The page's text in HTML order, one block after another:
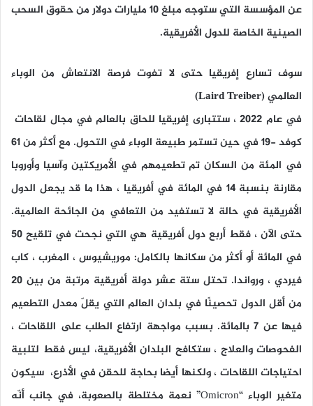
عن المؤسسة التي ستوجه مبلغ 10 مليارات دولار من حقوق السحب
الصينية الخاصة للدول الأفريقية.
سوف تسارع إفريقيا حتى لا تفوت فرصة الانتعاش من الوباء
العالمي (Laird Treiber)
في عام 2022 ، ستتبارى إفريقيا للحاق بالعالم في مجال لقاحات
كوفد -19 في حين تستمر طبيعة الوباء في التحول. مع أكثر من 61
في المئة من السكان تم تطعيمهم في الأمريكتين وآسيا وأوروبا
مقارنة بنسبة 14 في المائة في أفريقيا ، هذا ما قد يجعل الدول
الأفريقية في حالة لا تستفيد من التعافي من الجائحة العالمية.
حتى الآن ، فقط أربع دول أفريقية هي التي نجحت في تلقيح 50
في المائة أو أكثر من سكانها بالكامل: موريشيوس ، المغرب ، كاب
فيردي ، ورواندا. تحتل ستة عشر دولة أفريقية مرتبة من بين 20
من أقل الدول تحصينًا في بلدان العالم التي يقلّ معدل التطعيم
فيها عن 7 بالمائة. بسبب مواجهة ارتفاع الطلب على اللقاحات ،
الفحوصات والعلاج ، ستكافح البلدان الأفريقية، ليس فقط لتلبية
احتياجات اللقاحات ، ولكنها أيضا بحاجة للحقن في الأذرع، سيكون
متغير الوباء “Omicron” نعمة مختلطة بالصعوبة، في جانب أنّه